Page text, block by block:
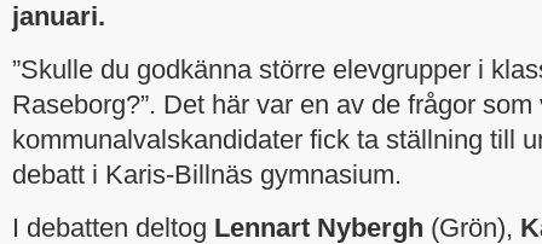
januari.
”Skulle du godkänna större elevgrupper i
Raseborg?”. Det här var en av de frågor
kommunalvalskandidater fick ta ställning till
debatt i Karis-Billnäs gymnasium.
I debatten deltog Lennart Nybergh (Grön),